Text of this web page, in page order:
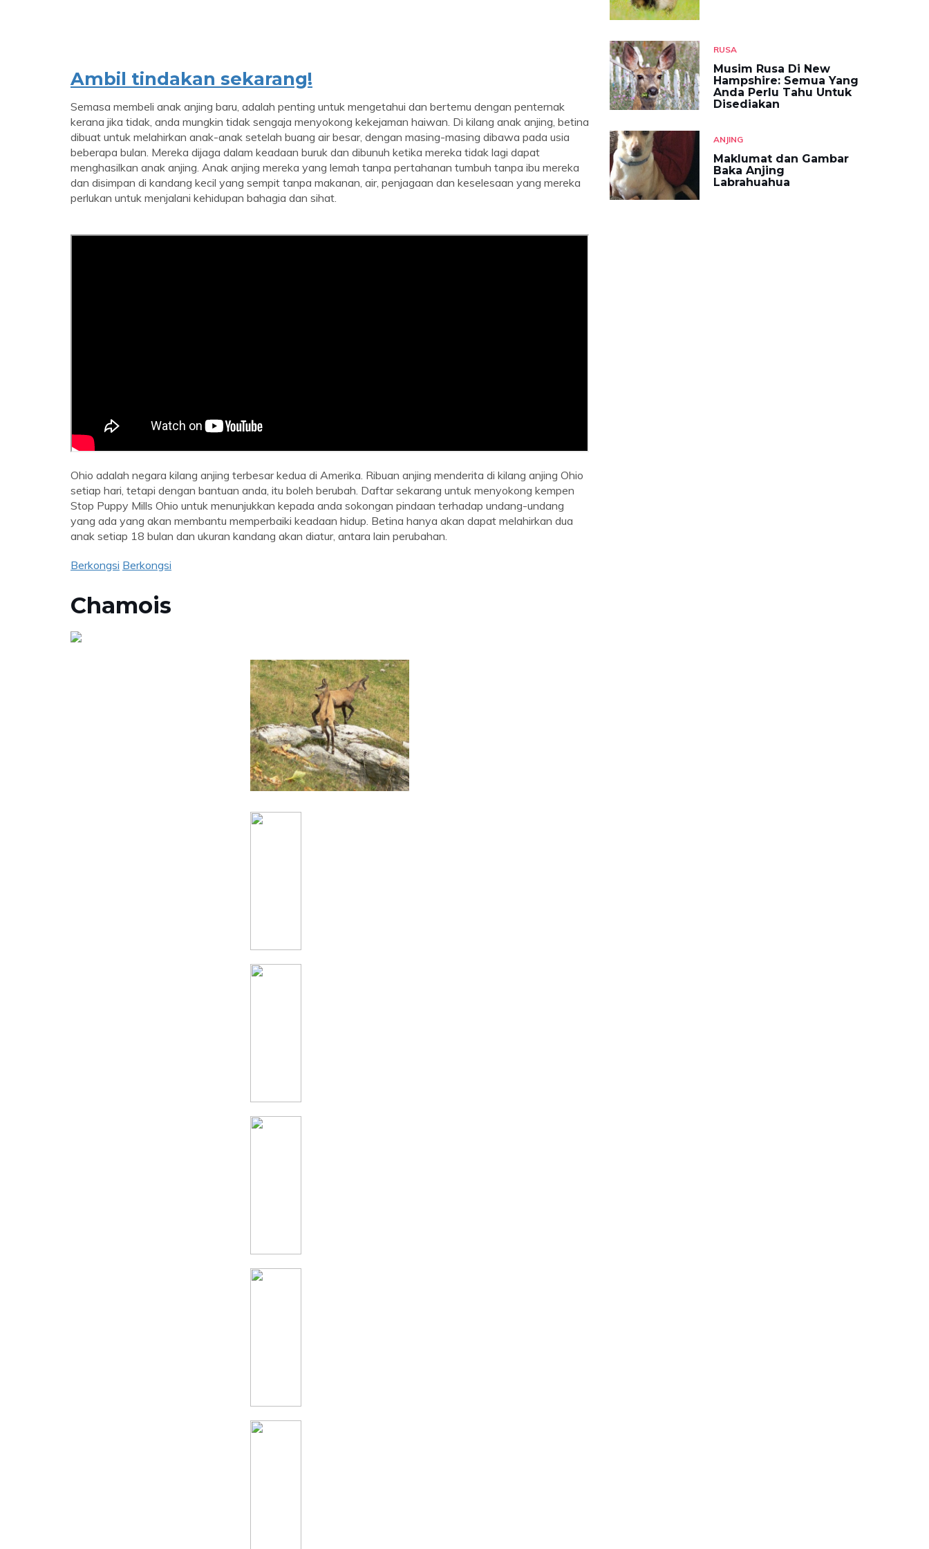
Ambil tindakan sekarang!
Semasa membeli anak anjing baru, adalah penting untuk mengetahui dan bertemu dengan penternak
kerana jika tidak, anda mungkin tidak sengaja menyokong kekejaman haiwan. Di kilang anak anjing, betina
dibuat untuk melahirkan anak-anak setelah buang air besar, dengan masing-masing dibawa pada usia
beberapa bulan. Mereka dijaga dalam keadaan buruk dan dibunuh ketika mereka tidak lagi dapat
menghasilkan anak anjing. Anak anjing mereka yang lemah tanpa pertahanan tumbuh tanpa ibu mereka
dan disimpan di kandang kecil yang sempit tanpa makanan, air, penjagaan dan keselesaan yang mereka
perlukan untuk menjalani kehidupan bahagia dan sihat.
Ohio adalah negara kilang anjing terbesar kedua di Amerika. Ribuan anjing menderita di kilang anjing Ohio
setiap hari, tetapi dengan bantuan anda, itu boleh berubah. Daftar sekarang untuk menyokong kempen
Stop Puppy Mills Ohio untuk menunjukkan kepada anda sokongan pindaan terhadap undang-undang
yang ada yang akan membantu memperbaiki keadaan hidup. Betina hanya akan dapat melahirkan dua
anak setiap 18 bulan dan ukuran kandang akan diatur, antara lain perubahan.
Berkongsi Berkongsi
Chamois
RUSA
Musim Rusa Di New
Hampshire: Semua Yang
Anda Perlu Tahu Untuk
Disediakan
ANJING
Maklumat dan Gambar
Baka Anjing
Labrahuahua